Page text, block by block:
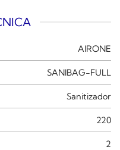
AIRONE
SANIBAG-FULL
Sanitizador
220
2